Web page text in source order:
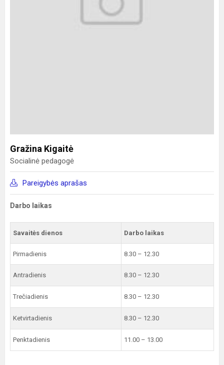
Gražina Kigaitė
Socialinė pedagogė
Pareigybės aprašas
Darbo laikas
Savaitės dienos Darbo laikas
Pirmadienis 8.30 – 12.30
Antradienis 8.30 – 12.30
Trečiadienis 8.30 – 12.30
Ketvirtadienis 8.30 – 12.30
Penktadienis 11.00 – 13.00